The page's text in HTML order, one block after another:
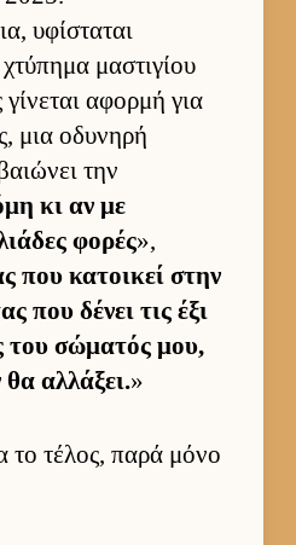
υφίσταται
μαστιγίου
αφορμή για
μια οδυνηρή
την
κι αν με
φορές»,
που κατοι­κεί στην
που δένει τις έξι
του σώματός μου,
αλ­λάξει.»
το τέλος, παρά μόνο